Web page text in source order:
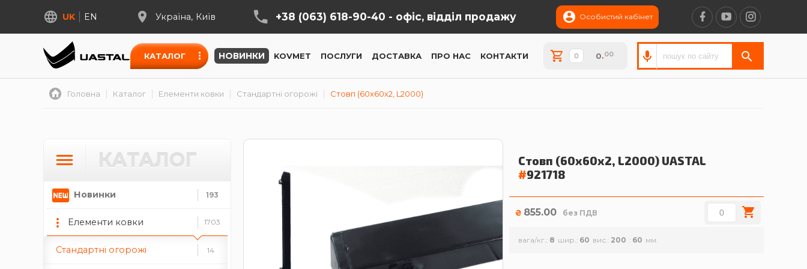
UK EN Україна Київ +38 (063) 618-90-40 - офіс, відділ продажу Особистий кабінет
КАТАЛОГ НОВИНКИ KOVMET ПОСЛУГИ ДОСТАВКА ПРО НАС КОНТАКТИ 0.00
Головна Каталог Елементи ковки Стандартні огорожі Стовп (60х60х2, L2000)
КАТАЛОГ
Новинки 193
Елементи ковки 1703
цифри із нержавійки
цифри ковані
Стандартні огорожі 14
Стовп (60х60х2, L2000) UASTAL
#921718
₴ 855.00 без ПДВ
вага/кг. 8 шир. 60 вис. 200 60